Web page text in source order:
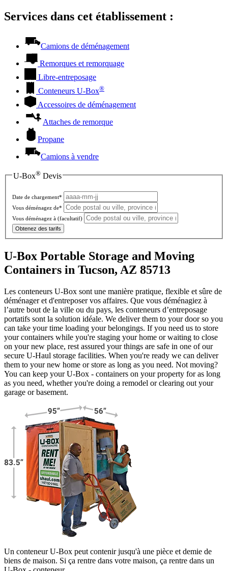
Services dans cet établissement :
Camions de déménagement
Remorques et remorquage
Libre-entreposage
Conteneurs U-Box®
Accessoires de déménagement
Attaches de remorque
Propane
Camions à vendre
U-Box® Devis
Date de chargement*
Vous déménagez de*
Vous déménagez à (facultatif)
Obtenez des tarifs
U-Box Portable Storage and Moving
Containers in Tucson, AZ 85713
Les conteneurs U-Box sont une manière pratique, flexible et sûre de
déménager et d'entreposer vos affaires. Que vous déménagiez à
l’autre bout de la ville ou du pays, les conteneurs d’entreposage
portatifs sont la solution idéale. We deliver them to your door so you
can take your time loading your belongings. If you need us to store
your containers while you're staging your home or waiting to close
on your new place, rest assured your things are safe in one of our
secure U-Haul storage facilities. When you're ready we can deliver
them to your new home or store as long as you need. Not moving?
You can keep yourU-Box - containers on your property for as long
as you need, whether you're doing a remodel or clearing out your
garage or basement.
Un conteneur U-Box peut contenir jusqu'à une pièce et demie de
biens de maison. Si ça rentre dans votre maison, ça rentre dans un